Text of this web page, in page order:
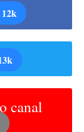
12k
canal